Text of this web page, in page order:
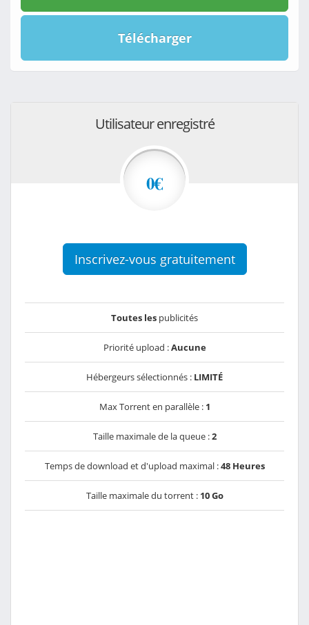
Télécharger
Utilisateur enregistré
0€
Inscrivez-vous gratuitement
Toutes les publicités
Priorité upload :Aucune
Hébergeurs sélectionnés : LIMITÉ
Max Torrent en parallèle : 1
Taille maximale de la queue :2
Temps de download et d'upload maximal :48 Heures
Taille maximale du torrent : 10 Go